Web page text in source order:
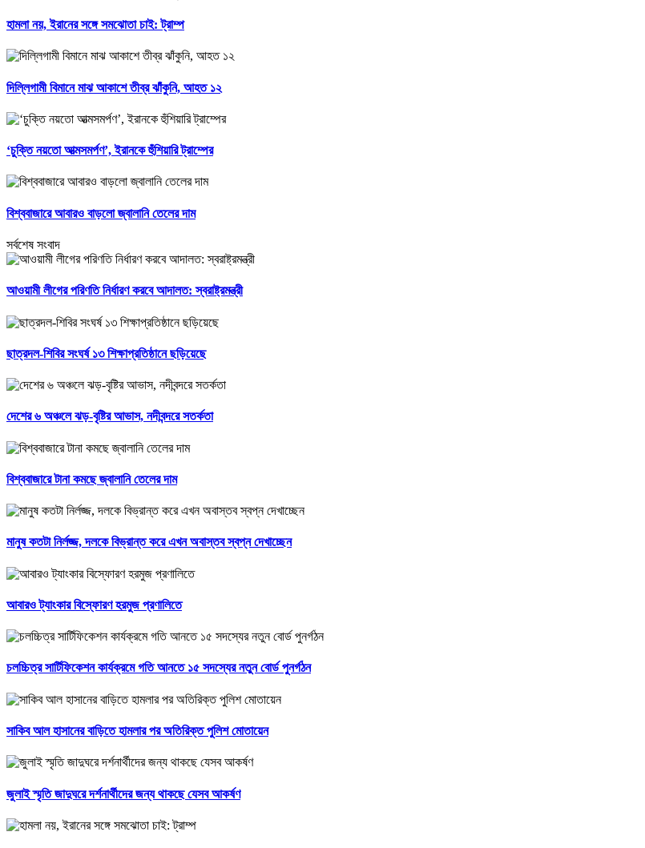
হামলা নয়, ইরানের সঙ্গে সমঝোতা চাই: ট্রাম্প
দিল্লিগামী বিমানে মাঝ আকাশে তীব্র ঝাঁকুনি, আহত ১২
‘চুক্তি নয়তো আত্মসমর্পণ’, ইরানকে হুঁশিয়ারি ট্রাম্পের
বিশ্ববাজারে আবারও বাড়লো জ্বালানি তেলের দাম
সর্বশেষ সংবাদ
আওয়ামী লীগের পরিণতি নির্ধারণ করবে আদালত: স্বরাষ্ট্রমন্ত্রী
ছাত্রদল-শিবির সংঘর্ষ ১৩ শিক্ষাপ্রতিষ্ঠানে ছড়িয়েছে
দেশের ৬ অঞ্চলে ঝড়-বৃষ্টির আভাস, নদীবন্দরে সতর্কতা
বিশ্ববাজারে টানা কমছে জ্বালানি তেলের দাম
মানুষ কতটা নির্লজ্জ, দলকে বিভ্রান্ত করে এখন অবাস্তব স্বপ্ন দেখাচ্ছেন
আবারও ট্যাংকার বিস্ফোরণ হরমুজ প্রণালিতে
চলচ্চিত্র সার্টিফিকেশন কার্যক্রমে গতি আনতে ১৫ সদস্যের নতুন বোর্ড পুনর্গঠন
সাকিব আল হাসানের বাড়িতে হামলার পর অতিরিক্ত পুলিশ মোতায়েন
জুলাই স্মৃতি জাদুঘরে দর্শনার্থীদের জন্য থাকছে যেসব আকর্ষণ